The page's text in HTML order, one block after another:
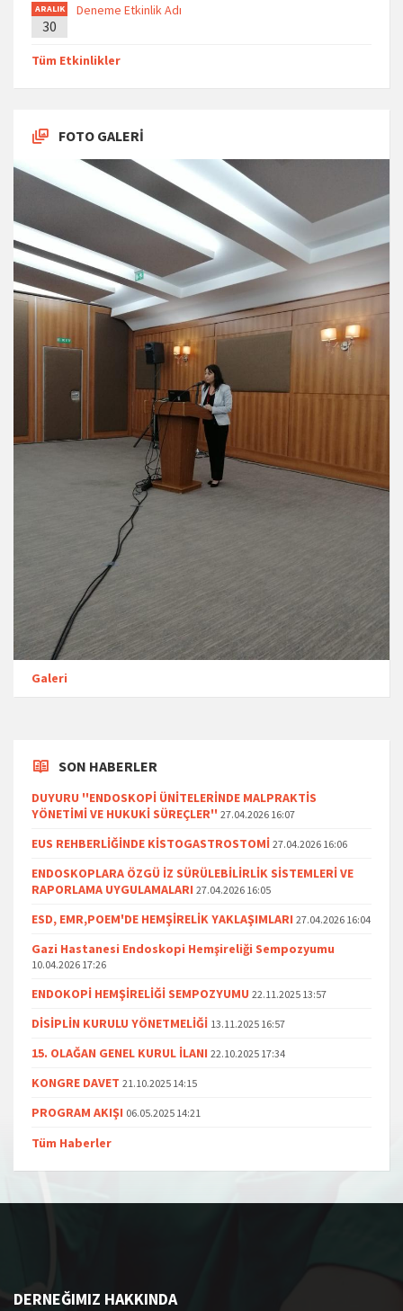
ARALIK
30
Deneme Etkinlik Adı
Tüm Etkinlikler
FOTO GALERİ
Galeri
SON HABERLER
DUYURU ''ENDOSKOPİ ÜNİTELERİNDE MALPRAKTİS
YÖNETİMİ VE HUKUKİ SÜREÇLER'' 27.04.2026 16:07
EUS REHBERLİĞİNDE KİSTOGASTROSTOMİ 27.04.2026 16:06
ENDOSKOPLARA ÖZGÜ İZ SÜRÜLEBİLİRLİK SİSTEMLERİ VE
RAPORLAMA UYGULAMALARI 27.04.2026 16:05
ESD, EMR,POEM'DE HEMŞİRELİK YAKLAŞIMLARI 27.04.2026 16:04
Gazi Hastanesi Endoskopi Hemşireliği Sempozyumu
10.04.2026 17:26
ENDOKOPİ HEMŞİRELİĞİ SEMPOZYUMU 22.11.2025 13:57
DİSİPLİN KURULU YÖNETMELİĞİ 13.11.2025 16:57
15. OLAĞAN GENEL KURUL İLANI 22.10.2025 17:34
KONGRE DAVET 21.10.2025 14:15
PROGRAM AKIŞI 06.05.2025 14:21
Tüm Haberler
DERNEĞIMIZ HAKKINDA